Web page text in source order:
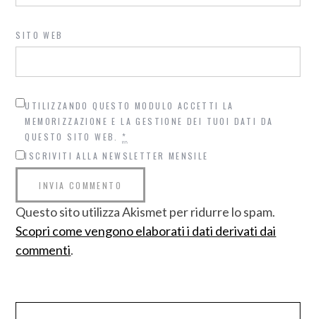
SITO WEB
UTILIZZANDO QUESTO MODULO ACCETTI LA
MEMORIZZAZIONE E LA GESTIONE DEI TUOI DATI DA
QUESTO SITO WEB.*
ISCRIVITI ALLA NEWSLETTER MENSILE
Questo sito utilizza Akismet per ridurre lo spam.
Scopri come vengono elaborati i dati derivati dai
commenti.